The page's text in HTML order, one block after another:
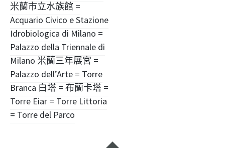
米蘭市立水族館 =
Acquario Civico e Stazione
Idrobiologica di Milano =
Palazzo della Triennale di
Milano 米蘭三年展宮 =
Palazzo dell’Arte = Torre
Branca 白塔 = 布蘭卡塔 =
Torre Eiar = Torre Littoria
= Torre del Parco